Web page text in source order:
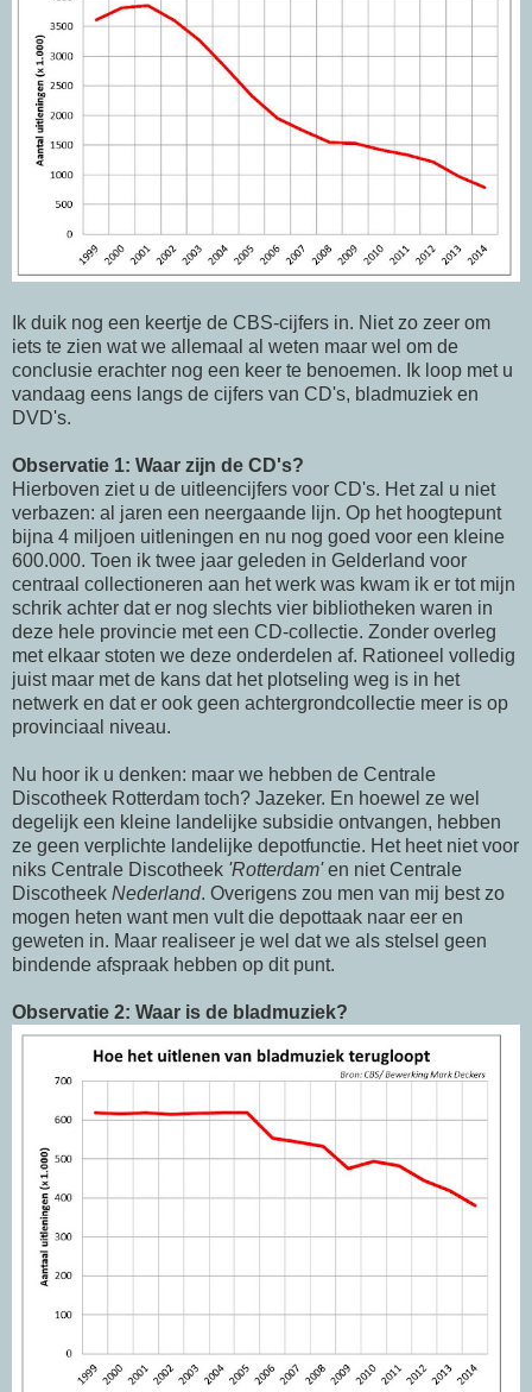
Ik duik nog een keertje de CBS-cijfers in. Niet zo zeer om
iets te zien wat we allemaal al weten maar wel om de
conclusie erachter nog een keer te benoemen. Ik loop met u
vandaag eens langs de cijfers van CD's, bladmuziek en
DVD's.
Observatie 1: Waar zijn de CD's?
Hierboven ziet u de uitleencijfers voor CD's. Het zal u niet
verbazen: al jaren een neergaande lijn. Op het hoogtepunt
bijna 4 miljoen uitleningen en nu nog goed voor een kleine
600.000. Toen ik twee jaar geleden in Gelderland voor
centraal collectioneren aan het werk was kwam ik er tot mijn
schrik achter dat er nog slechts vier bibliotheken waren in
deze hele provincie met een CD-collectie. Zonder overleg
met elkaar stoten we deze onderdelen af. Rationeel volledig
juist maar met de kans dat het plotseling weg is in het
netwerk en dat er ook geen achtergrondcollectie meer is op
provinciaal niveau.
Nu hoor ik u denken: maar we hebben de Centrale
Discotheek Rotterdam toch? Jazeker. En hoewel ze wel
degelijk een kleine landelijke subsidie ontvangen, hebben
ze geen verplichte landelijke depotfunctie. Het heet niet voor
niks Centrale Discotheek 'Rotterdam'en niet Centrale
Discotheek Nederland. Overigens zou men van mij best zo
mogen heten want men vult die depottaak naar eer en
geweten in. Maar realiseer je wel dat we als stelsel geen
bindende afspraak hebben op dit punt.
Observatie 2: Waar is de bladmuziek?